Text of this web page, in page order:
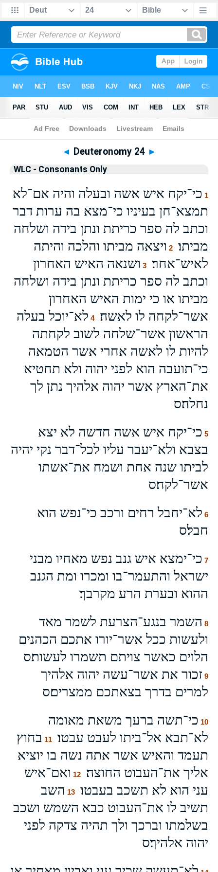
Bible > WLCO> Deuteronomy 24
◄ Deuteronomy 24 ►
WLC - Consonants Only
1 כי־יקח איש אשה ובעלה והיה אם־לא
תמצא־חן בעיניו כי־מצא בה ערות דבר
וכתב לה ספר כריתת ונתן בידה ושלחה
מביתו׃
2 ויצאה מביתו והלכה והיתה
לאיש־אחר׃
3 ושנאה האיש האחרון
וכתב לה ספר כריתת ונתן בידה ושלחה
מביתו או כי ימות האיש האחרון
אשר־לקחה לו לאשה׃
4 לא־יוכל בעלה
הראשון אשר־שלחה לשוב לקחתה
להיות לו לאשה אחרי אשר הטמאה
כי־תועבה הוא לפני יהוה ולא תחטיא
את־הארץ אשר יהוה אלהיך נתן לך
נחלה׃ס
5 כי־יקח איש אשה חדשה לא יצא
בצבא ולא־יעבר עליו לכל־דבר נקי יהיה
לביתו שנה אחת ושמח את־אשתו
אשר־לקח׃ס
6 לא־יחבל רחים ורכב כי־נפש הוא
חבל׃ס
7 כי־ימצא איש גנב נפש מאחיו מבני
ישראל והתעמר־בו ומכרו ומת הגנב
ההוא ובערת הרע מקרבך׃
8 השמר בנגע־הצרעת לשמר מאד
ולעשות ככל אשר־יורו אתכם הכהנים
הלוים כאשר צויתם תשמרו לעשות׃ס
9 זכור את אשר־עשה יהוה אלהיך
למרים בדרך בצאתכם ממצרים׃ס
10 כי־תשה ברעך משאת מאומה
לא־תבא אל־ביתו לעבט עבטו׃
11 בחוץ
תעמד והאיש אשר אתה נשה בו יוציא
אליך את־העבוט החוצה׃
12 ואם־איש
עני הוא לא תשכב בעבטו׃
13 השב
תשיב לו את־העבוט כבא השמש ושכב
בשלמתו וברכך ולך תהיה צדקה לפני
יהוה אלהיך׃ס